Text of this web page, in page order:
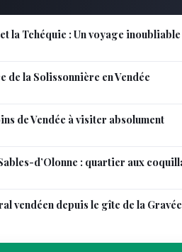
la Tchéquie : Un voyage
de la Solissonnière en Vendée
de Vendée à visiter absolument
d’Olonne : quartier aux
vendéen depuis le gîte de la Gravée